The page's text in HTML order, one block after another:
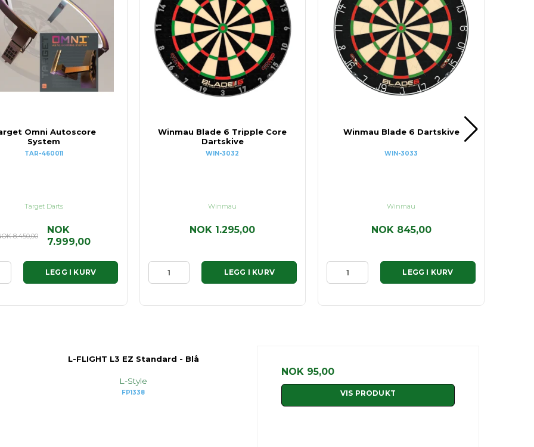
Omni Autoscore
System
TAR-460011
Target Darts
8.450,00
NOK
7.999,00
LEGG I KURV
Winmau Blade 6 Tripple Core
Dartskive
WIN-3032
Winmau
NOK 1.295,00
LEGG I KURV
Winmau Blade 6 Dartskive
WIN-3033
Winmau
NOK 845,00
LEGG I KURV
L-FLIGHT L3 EZ Standard - Blå
L-Style
FP1338
NOK 95,00
VIS PRODUKT